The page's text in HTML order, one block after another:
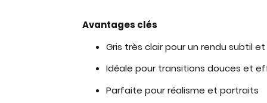
Avantages clés
Gris très clair pour un rendu subtil et
Idéale pour transitions douces et
Parfaite pour réalisme et portraits